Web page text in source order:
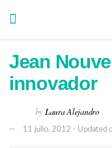
Jean
innovador
by Laura Alejandro
11 julio, 2012 - Updated